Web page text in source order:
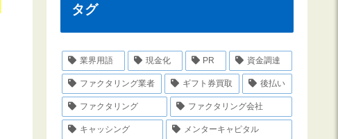
タグ
業界用語 現金化 PR 資金調達
ファクタリング業者 ギフト券買取 後払い
ファクタリング ファクタリング会社
キャッシング メンターキャピタル